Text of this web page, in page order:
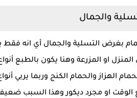
والجمال
بغرض التسلية والجمال أي انه فقط
او المزرعة وهنا يكون بالطبع
الهزاز والحمام الكنج وربما يربي
او مجرد ديكور وهذا السبب ضعيف